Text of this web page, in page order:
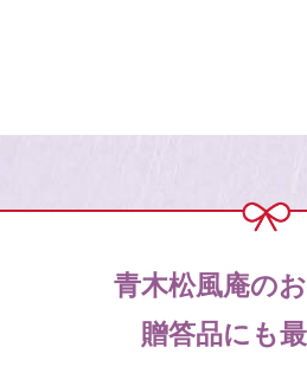
青木松風庵のお
贈答品にも